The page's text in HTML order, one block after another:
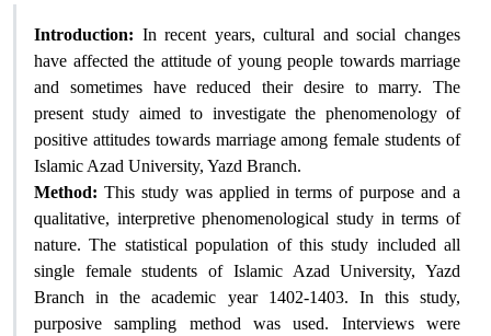
Introduction: In recent years, cultural and social changes
have affected the attitude of young people towards marriage
and sometimes have reduced their desire to marry. The
present study aimed to investigate the phenomenology of
positive attitudes towards marriage among female students of
Islamic Azad University, Yazd Branch.
Method: This study was applied in terms of purpose and a
qualitative, interpretive phenomenological study in terms of
nature. The statistical population of this study included all
single female students of Islamic Azad University, Yazd
Branch in the academic year 1402-1403. In this study,
purposive sampling method was used. Interviews were